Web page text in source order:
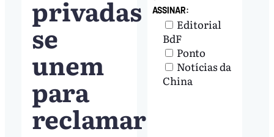
privadas
se
unem
para
reclamar
ASSINAR:
Editorial
BdF
Ponto
Notícias da
China